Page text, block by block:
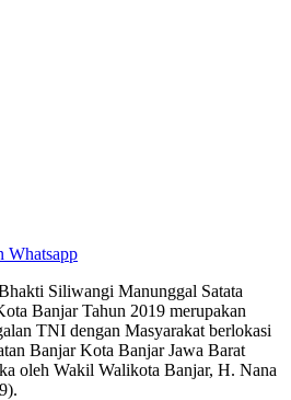
Whatsapp
Siliwangi Manunggal Satata
Banjar Tahun 2019 merupakan
TNI dengan Masyarakat berlokasi
Banjar Kota Banjar Jawa Barat
oleh Wakil Walikota Banjar, H. Nana